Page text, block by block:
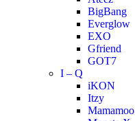
BigBang
Everglow
EXO
Gfriend
GOT7
I – Q
iKON
Itzy
Mamamoo